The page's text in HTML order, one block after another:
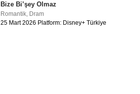
Bize Bi’şey Olmaz
Romantik, Dram
25 Mart 2026 Platform: Disney+ Türkiye